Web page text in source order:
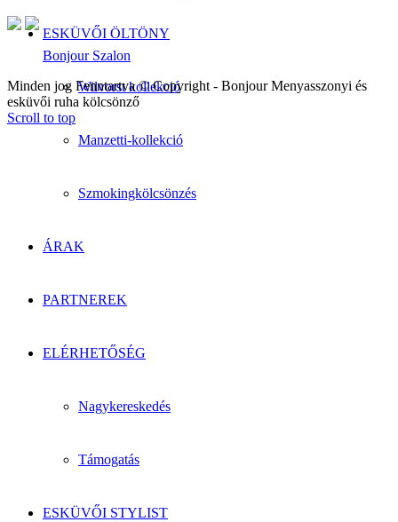
ESKÜVŐI ÖLTÖNY
Wilvorst kollekció
Manzetti-kollekció
Szmokingkölcsönzés
ÁRAK
PARTNEREK
ELÉRHETŐSÉG
Nagykereskedés
Támogatás
ESKÜVŐI STYLIST
Bonjour Szalon
Minden jog Fenntartva © Copyright - Bonjour Menyasszonyi és
esküvői ruha kölcsönző
Scroll to top